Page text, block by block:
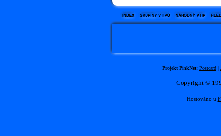
Projekt PinkNet: Postcard|
Copyright ©
Hostováno u